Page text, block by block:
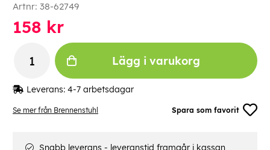
Se mer från Brennenstuhl Spara som favorit
Artnr: 38-62749
158 kr
Lägg i varukorg
Leverans: 4-7 arbetsdagar
Snabb leverans - leveranstid framgår i kassan